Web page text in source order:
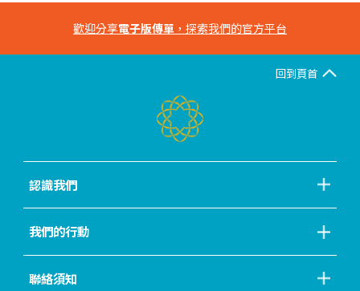
歡迎分享電子版傳單 ，探索我們的官方平台
回到頁首
認識我們
我們的行動
聯絡須知